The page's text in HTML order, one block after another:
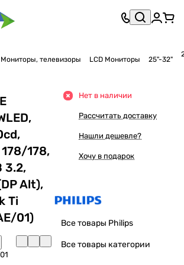
Мониторы, телевизоры LCD Мониторы 25"-32"
178,
3.2,
Alt),
Ti
01)
Нет в наличии
Рассчитать доставку
Нашли дешевле?
Хочу в подарок
Все товары Philips
Все товары категории